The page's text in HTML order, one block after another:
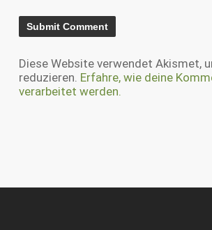
Diese Website verwendet Akismet,
reduzieren. Erfahre, wie deine
verarbeitet werden.